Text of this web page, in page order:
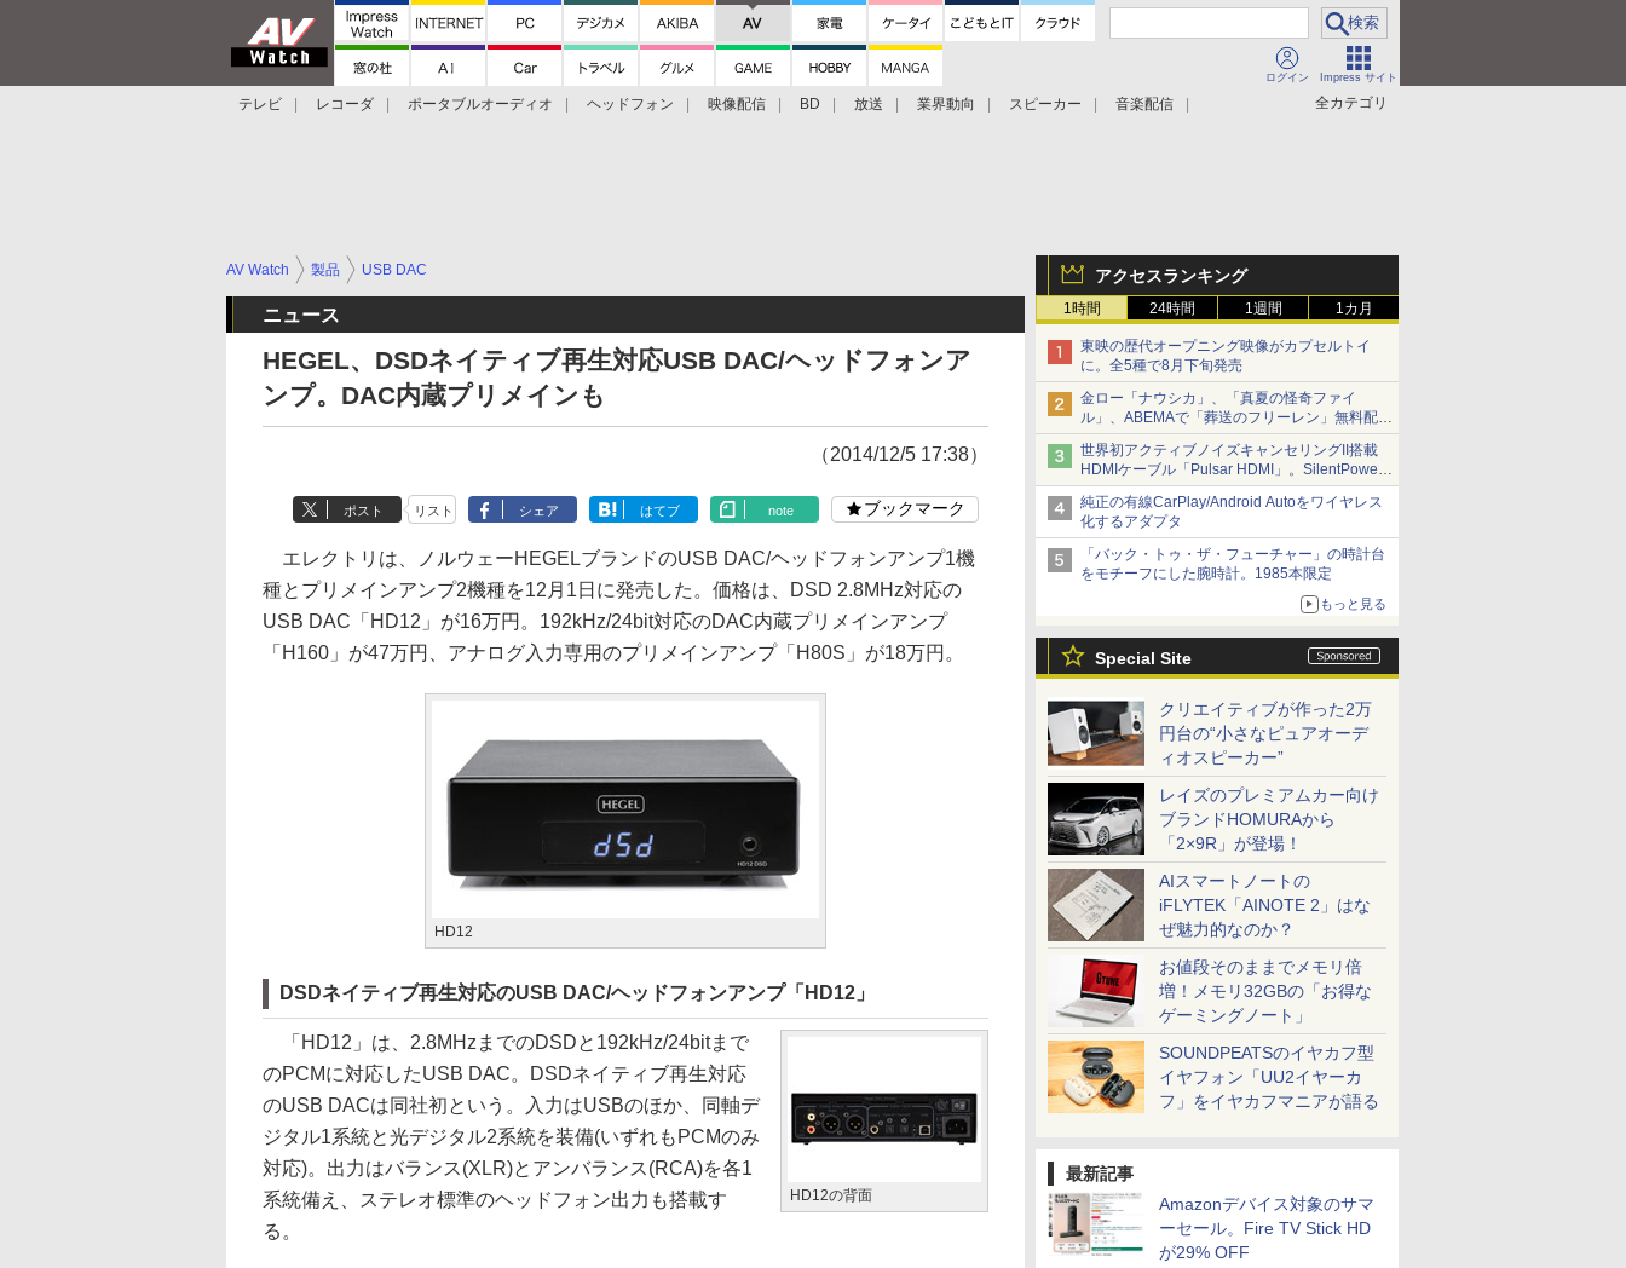
ログイン Impress サイト
全カテゴリ
テレビ レコーダ ポータブルオーディオ ヘッドフォン 映像配信 BD 放送 業界動向 スピーカー
音楽配信
アクセスランキング
1時間 24時間 1週間 1カ月
東映の歴代オープニング映像がカプセルトイ
に。全5種で8月下旬発売
金ロー「ナウシカ」、「真夏の怪奇ファイ
ル」、ABEMAで「葬送のフリーレン」無料配信
など。夏の特番・配信情報
世界初アクティブノイズキャンセリングII搭載
HDMIケーブル「Pulsar HDMI」。SilentPower
から
純正の有線CarPlay/Android Autoをワイヤレス
化するアダプタ
「バック・トゥ・ザ・フューチャー」の時計台
をモチーフにした腕時計。1985本限定
もっと見る
Special Site
クリエイティブが作った2万
円台の“小さなピュアオーデ
ィオスピーカー”
レイズのプレミアムカー向け
ブランドHOMURAから
「2×9R」が登場！
AIスマートノートの
iFLYTEK「AINOTE 2」はな
ぜ魅力的なのか？
お値段そのままでメモリ倍
増！メモリ32GBの「お得な
ゲーミングノート」
SOUNDPEATSのイヤカフ型
イヤフォン「UU2イヤーカ
フ」をイヤカフマニアが語る
最新記事
Amazonデバイス対象のサマ
ーセール。Fire TV Stick HD
が29% OFF
AV Watch 製品 USB DAC
ニュース
HEGEL、DSDネイティブ再生対応USB DAC/ヘッドフォンア
ンプ。DAC内蔵プリメインも
（2014/12/5 17:38）
ポスト リスト シェア はてブ note ブックマーク
エレクトリは、ノルウェーHEGELブランドのUSB DAC/ヘッドフォンアンプ1機
種とプリメインアンプ2機種を12月1日に発売した。価格は、DSD 2.8MHz対応の
USB DAC「HD12」が16万円。192kHz/24bit対応のDAC内蔵プリメインアンプ
「H160」が47万円、アナログ入力専用のプリメインアンプ「H80S」が18万円。
HD12
DSDネイティブ再生対応のUSB DAC/ヘッドフォンアンプ「HD12」
HD12の背面
「HD12」は、2.8MHzまでのDSDと192kHz/24bitまで
のPCMに対応したUSB DAC。DSDネイティブ再生対応
のUSB DACは同社初という。入力はUSBのほか、同軸デ
ジタル1系統と光デジタル2系統を装備(いずれもPCMのみ
対応)。出力はバランス(XLR)とアンバランス(RCA)を各1
系統備え、ステレオ標準のヘッドフォン出力も搭載す
る。